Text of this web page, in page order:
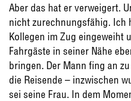
Aber das hat er verweigert.
nicht zurechnungsfähig. Ich
Kollegen im Zug eingeweiht
Fahrgäste in seiner Nähe
bringen. Der Mann fing an
die Reisende – inzwischen
sei seine Frau. In dem